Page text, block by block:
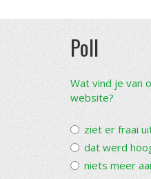
Poll
Wat vind je van
website?
ziet er fraai
dat werd
niets meer